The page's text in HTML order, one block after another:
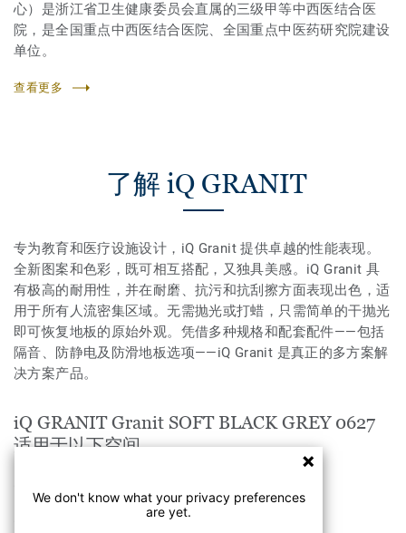
心）是浙江省卫生健康委员会直属的三级甲等中西医结合医
院，是全国重点中西医结合医院、全国重点中医药研究院建设
单位。
查看更多
了解 iQ GRANIT
专为教育和医疗设施设计，iQ Granit 提供卓越的性能表现。
全新图案和色彩，既可相互搭配，又独具美感。iQ Granit 具
有极高的耐用性，并在耐磨、抗污和抗刮擦方面表现出色，适
用于所有人流密集区域。无需抛光或打蜡，只需简单的干抛光
即可恢复地板的原始外观。凭借多种规格和配套配件——包括
隔音、防静电及防滑地板选项——iQ Granit 是真正的多方案解
决方案产品。
iQ GRANIT Granit SOFT BLACK GREY 0627
适用于以下空间
We don't know what your privacy preferences
are yet.